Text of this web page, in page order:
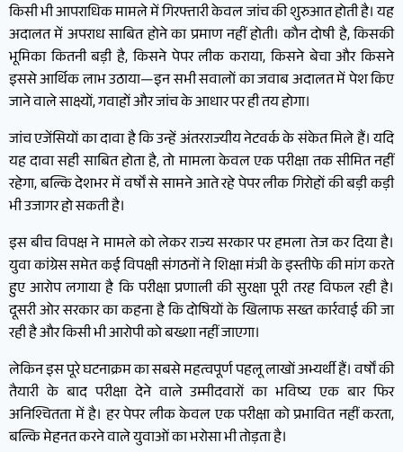
किसी भी आपराधिक मामले में गिरफ्तारी केवल जांच की शुरुआत होती है। यह
अदालत में अपराध साबित होने का प्रमाण नहीं होती। कौन दोषी है, किसकी
भूमिका कितनी बड़ी है, किसने पेपर लीक कराया, किसने बेचा और किसने
इससे आर्थिक लाभ उठाया—इन सभी सवालों का जवाब अदालत में पेश किए
जाने वाले साक्ष्यों, गवाहों और जांच के आधार पर ही तय होगा।
जांच एजेंसियों का दावा है कि उन्हें अंतरराज्यीय नेटवर्क के संकेत मिले हैं। यदि
यह दावा सही साबित होता है, तो मामला केवल एक परीक्षा तक सीमित नहीं
रहेगा, बल्कि देशभर में वर्षों से सामने आते रहे पेपर लीक गिरोहों की बड़ी कड़ी
भी उजागर हो सकती है।
इस बीच विपक्ष ने मामले को लेकर राज्य सरकार पर हमला तेज कर दिया है।
युवा कांग्रेस समेत कई विपक्षी संगठनों ने शिक्षा मंत्री के इस्तीफे की मांग करते
हुए आरोप लगाया है कि परीक्षा प्रणाली की सुरक्षा पूरी तरह विफल रही है।
दूसरी ओर सरकार का कहना है कि दोषियों के खिलाफ सख्त कार्रवाई की जा
रही है और किसी भी आरोपी को बख्शा नहीं जाएगा।
लेकिन इस पूरे घटनाक्रम का सबसे महत्वपूर्ण पहलू लाखों अभ्यर्थी हैं। वर्षों की
तैयारी के बाद परीक्षा देने वाले उम्मीदवारों का भविष्य एक बार फिर
अनिश्चितता में है। हर पेपर लीक केवल एक परीक्षा को प्रभावित नहीं करता,
बल्कि मेहनत करने वाले युवाओं का भरोसा भी तोड़ता है।